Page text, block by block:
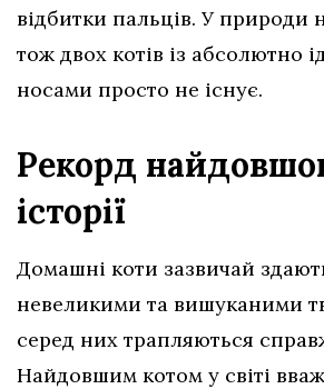
відбитки пальців. У природи
тож двох котів із абсолютно
носами просто не існує.
Рекорд
історії
Домашні коти зазвичай
невеликими та вишуканими
серед них трапляються
Найдовшим котом у світі